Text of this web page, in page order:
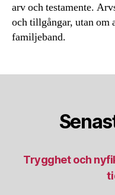
arv och testamente.
och tillgångar, utan om
familjeband.
Trygghet och